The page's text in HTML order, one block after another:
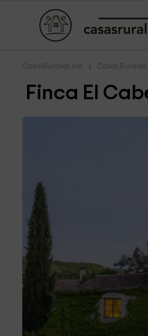
CasasRurales.net Casas Rurales
Finca El